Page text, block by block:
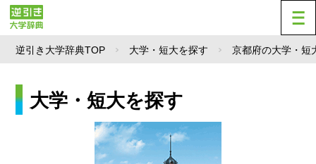
逆引き大学辞典TOP 大学・短大を探す 京都府の大学・短
大学・短大を探す